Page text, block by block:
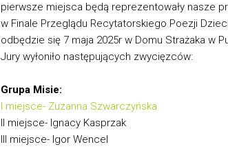
pierwsze miejsca będą reprezentowały nasze
w Finale Przeglądu Recytatorskiego Poezji
odbędzie się 7 maja 2025r w Domu Strażaka w
Jury wyłoniło następujących zwycięzców:
Grupa Misie:
I miejsce- Zuzanna Szwarczyńska
II miejsce- Ignacy Kasprzak
III miejsce- Igor Wencel